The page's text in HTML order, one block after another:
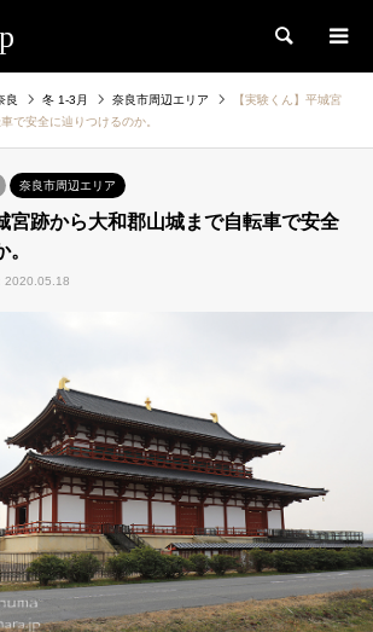
検索
良 冬 1-3月 奈良市周辺エリア
【実験くん】平城宮
で安全に辿りつけるのか。
奈良市周辺エリア
宮跡から大和郡山城まで自転車で安全
2020.05.18